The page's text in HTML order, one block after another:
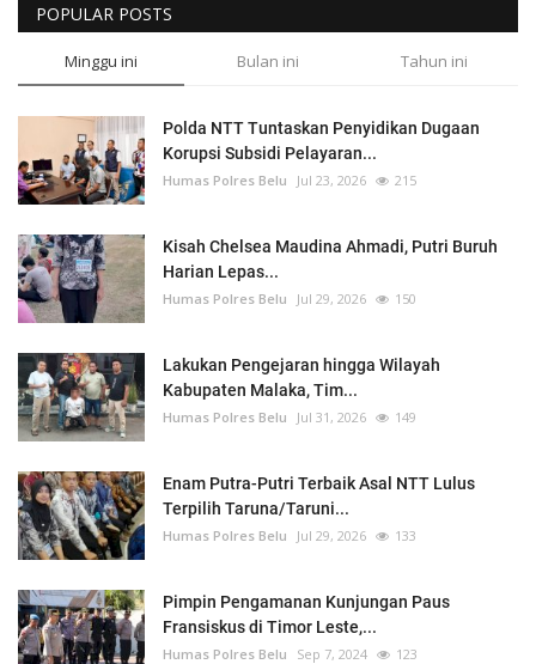
POPULAR POSTS
Minggu ini Bulan ini Tahun ini
Polda NTT Tuntaskan Penyidikan Dugaan
Korupsi Subsidi Pelayaran...
Humas Polres Belu Jul 23, 2026 215
Kisah Chelsea Maudina Ahmadi, Putri Buruh
Harian Lepas...
Humas Polres Belu Jul 29, 2026 150
Lakukan Pengejaran hingga Wilayah
Kabupaten Malaka, Tim...
Humas Polres Belu Jul 31, 2026 149
Enam Putra-Putri Terbaik Asal NTT Lulus
Terpilih Taruna/Taruni...
Humas Polres Belu Jul 29, 2026 133
Pimpin Pengamanan Kunjungan Paus
Fransiskus di Timor Leste,...
Humas Polres Belu Sep 7, 2024 123